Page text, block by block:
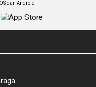
dan Android